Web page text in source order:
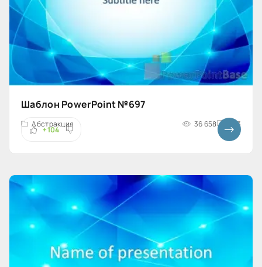
Шаблон PowerPoint №697
Абстракция 36 658 4x3
+104